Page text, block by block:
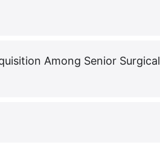
Among Senior Surgical